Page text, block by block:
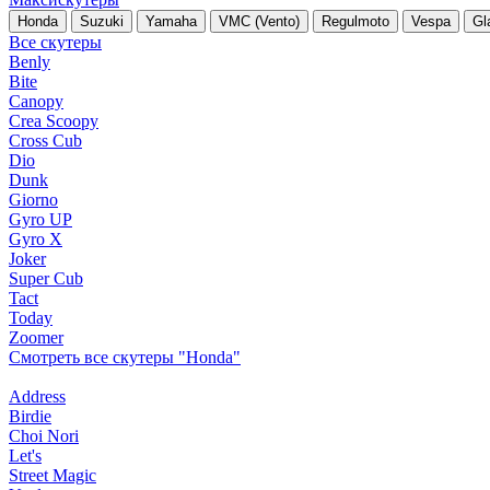
Honda Suzuki Yamaha VMC (Vento) Regulmoto Vespa
Все скутеры
Benly
Bite
Canopy
Crea Scoopy
Cross Cub
Dio
Dunk
Giorno
Gyro UP
Gyro X
Joker
Super Cub
Tact
Today
Zoomer
Смотреть все скутеры "Honda"
Address
Birdie
Choi Nori
Let's
Street Magic